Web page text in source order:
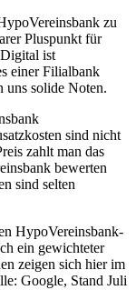
zu
Pluspunkt für
ist
einer Filialbank
uns solide Noten.
sind nicht
zahlt man das
bewerten
sind selten
HypoVereinsbank-
ein gewichteter
zeigen sich hier im
Google, Stand Juli